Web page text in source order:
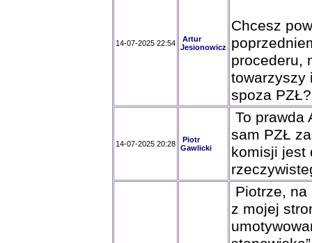
14-07-2025 22:54
Artur
Jesionowicz
Chcesz
procederu,
towarzyszy
spoza
14-07-2025 20:28
Piotr
Gawlicki
To prawda
sam PZŁ
komisji jest
Piotrze,
z mojej